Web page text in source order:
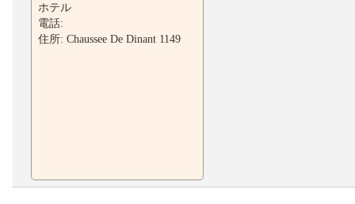
ホテル
電話:
住所: Chaussee De Dinant 1149